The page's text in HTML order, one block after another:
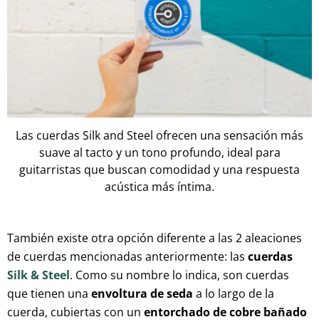
Las cuerdas Silk and Steel ofrecen una sensación más
suave al tacto y un tono profundo, ideal para
guitarristas que buscan comodidad y una respuesta
acústica más íntima.
También existe otra opción diferente a las 2 aleaciones
de cuerdas mencionadas anteriormente: las cuerdas
Silk & Steel. Como su nombre lo indica, son cuerdas
que tienen una envoltura de seda a lo largo de la
cuerda, cubiertas con un entorchado de cobre bañado